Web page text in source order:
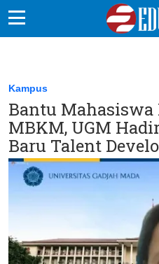
Sekolah Kita
Vokasi
Kampus
Idea
Sains
Kampus
Bantu Mahasiswa
MBKM, UGM
Baru Talent